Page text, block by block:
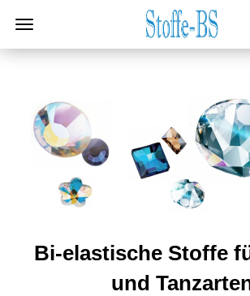
Bi-elastische Stoffe
und